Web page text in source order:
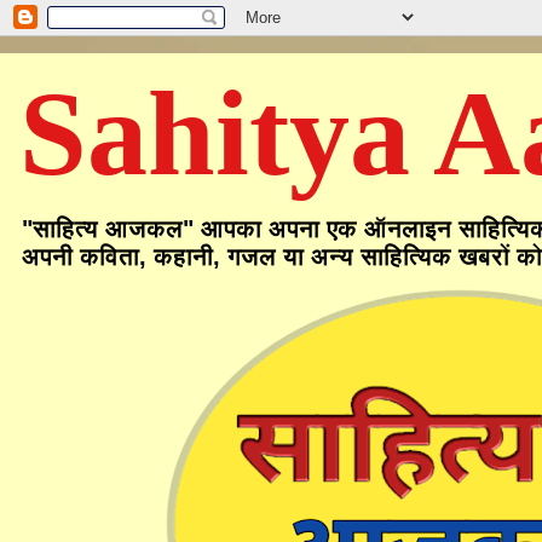
Sahitya
"साहित्य आजकल" आपका अपना एक ऑनलाइन
अपनी कविता, कहानी, गजल या अन्य साहित्यिक